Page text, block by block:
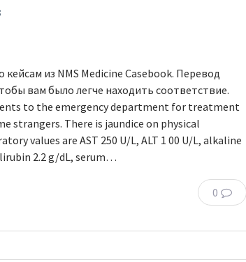
из NMS Medicine Casebook. Перевод
вам было легче находить соответствие.
to the emergency department for treatment
strangers. There is jaundice on physical
values are AST 250 U/L, ALT 1 00 U/L, alkaline
2.2 g/dL, serum…
0